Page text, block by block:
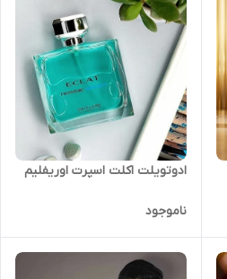
ادوتویلت اکلت اسپرت اوریفلیم
ناموجود